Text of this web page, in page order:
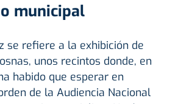
municipal
se refiere a la exhibición de
unos recintos donde, en
habido que esperar en
de la Audiencia Nacional